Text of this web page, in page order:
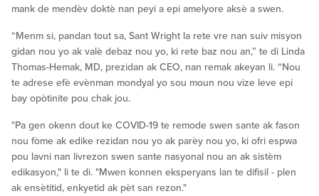
mank de mendèv doktè nan peyi a epi amelyore aksè a swen.
“Menm si, pandan tout sa, Sant Wright la rete vre nan suiv misyon
gidan nou yo ak valè debaz nou yo, ki rete baz nou an,” te di Linda
Thomas-Hemak, MD, prezidan ak CEO, nan remak akeyan li. “Nou
te adrese efè evènman mondyal yo sou moun nou vize leve epi
bay opòtinite pou chak jou.
"Pa gen okenn dout ke COVID-19 te remode swen sante ak fason
nou fòme ak edike rezidan nou yo ak parèy nou yo, ki ofri espwa
pou lavni nan livrezon swen sante nasyonal nou an ak sistèm
edikasyon," li te di. "Mwen konnen eksperyans lan te difisil - plen
ak ensètitid, enkyetid ak pèt san rezon."